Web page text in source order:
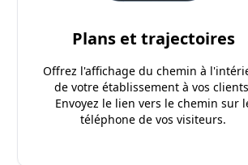
Plans et trajectoires
Offrez l'affichage du chemin à
de votre établissement à vos
Envoyez le lien vers le chemin sur
téléphone de vos visiteurs.